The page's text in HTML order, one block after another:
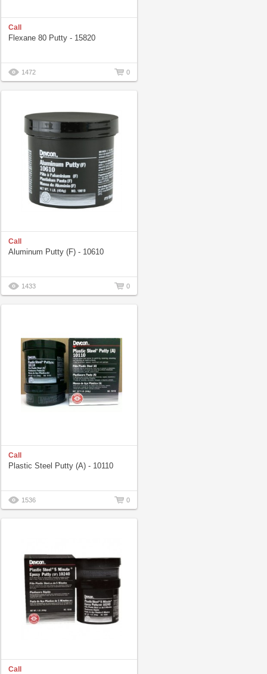
Call
Flexane 80 Putty - 15820
1472 0
Call
Aluminum Putty (F) - 10610
1433 0
Call
Plastic Steel Putty (A) - 10110
1536 0
Call